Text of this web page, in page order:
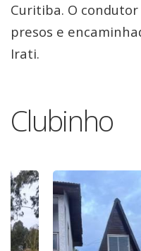
Curitiba. O
presos e
Irati.
Clubinho